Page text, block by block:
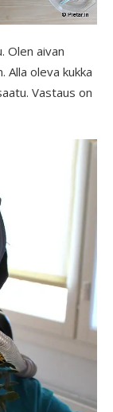
Olen aivan
Alla oleva kukka
Vastaus on